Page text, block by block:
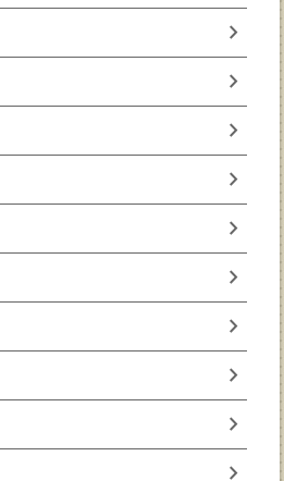
chevron_right
chevron_right
chevron_right
chevron_right
chevron_right
chevron_right
chevron_right
chevron_right
chevron_right
chevron_right